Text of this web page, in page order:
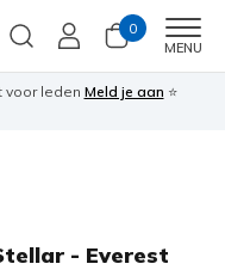
0
MENU
voor leden Meld je aan ⭐
- Everest